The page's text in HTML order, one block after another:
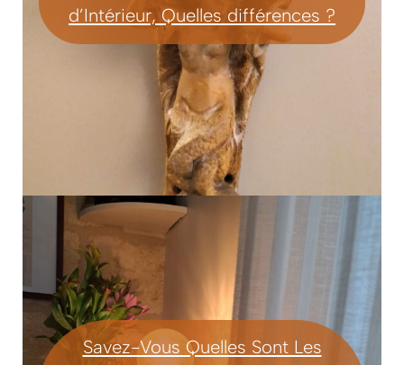
d’Intérieur, Quelles différences ?
Savez-Vous Quelles Sont Les